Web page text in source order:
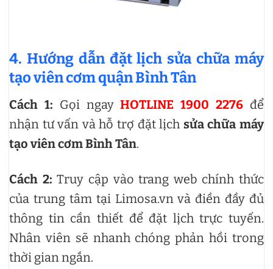
4. Hướng dẫn đặt lịch sửa chữa máy
tạo viên cơm quận Bình Tân
Cách 1: Gọi ngayHOTLINE 1900 2276 để
nhận tư vấn và hỗ trợ đặt lịch sửa chữa máy
tạo viên cơm Bình Tân.
Cách 2: Truy cập vào trang web chính thức
của trung tâm tại Limosa.vn và điền đầy đủ
thông tin cần thiết để đặt lịch trực tuyến.
Nhân viên sẽ nhanh chóng phản hồi trong
thời gian ngắn.